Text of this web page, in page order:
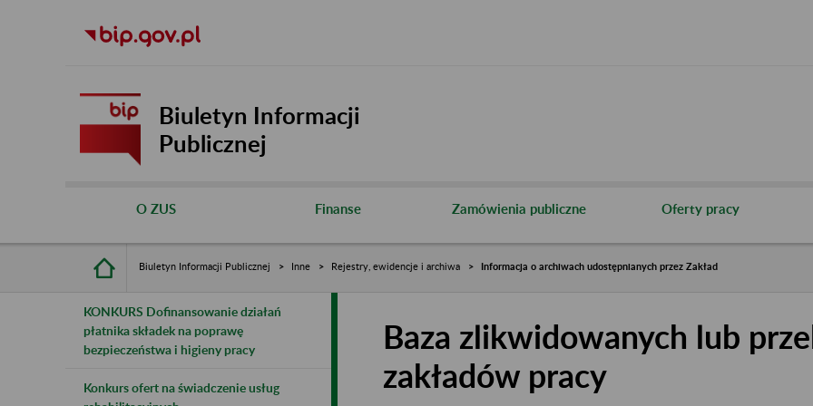
Biuletyn Informacji
Publicznej
O ZUS Finanse Zamówienia publiczne Oferty pracy
Biuletyn Informacji Publicznej Inne Rejestry, ewidencje i archiwa Informacja o archiwach udostępnianych przez Zakład
KONKURS Dofinansowanie działań
płatnika składek na poprawę
bezpieczeństwa i higieny pracy
Konkurs ofert na świadczenie usług
Baza zlikwidowanych lub
zakładów pracy